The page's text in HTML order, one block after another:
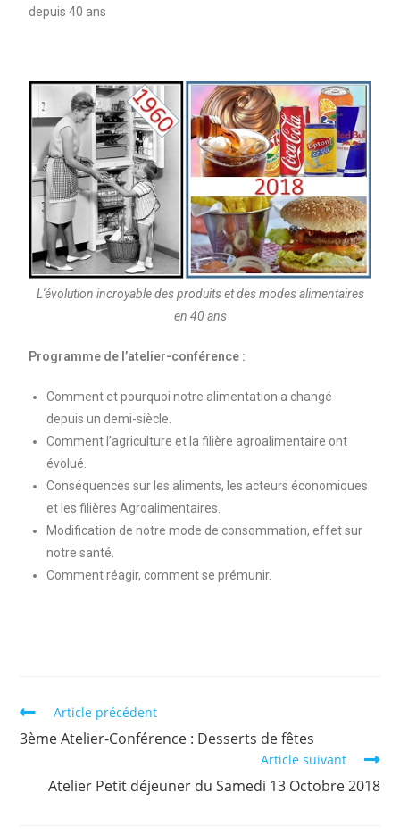
depuis 40 ans
L'évolution incroyable des produits et des modes alimentaires
en 40 ans
Programme de l’atelier-conférence :
Comment et pourquoi notre alimentation a changé
depuis un demi-siècle.
Comment l’agriculture et la filière agroalimentaire ont
évolué.
Conséquences sur les aliments, les acteurs économiques
et les filières Agroalimentaires.
Modification de notre mode de consommation, effet sur
notre santé.
Comment réagir, comment se prémunir.
Article précédent
3ème Atelier-Conférence : Desserts de fêtes
Article suivant
Atelier Petit déjeuner du Samedi 13 Octobre 2018